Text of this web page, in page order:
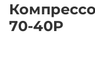
70-40P